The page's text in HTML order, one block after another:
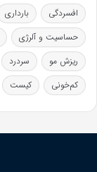
افسردگی بارداری
حساسیت و آلرژی
ریزش مو
سردرد
کم‌خونی
کیست